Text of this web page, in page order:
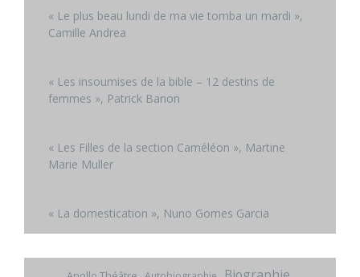
« Le plus beau lundi de ma vie tomba un mardi »,
Camille Andrea
« Les insoumises de la bible – 12 destins de
femmes », Patrick Banon
« Les Filles de la section Caméléon », Martine
Marie Muller
« La domestication », Nuno Gomes Garcia